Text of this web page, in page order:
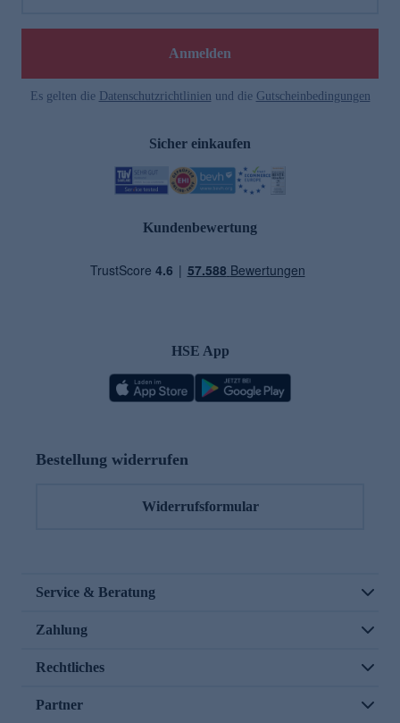
Anmelden
Es gelten die Datenschutzrichtlinien und die Gutscheinbedingungen
Sicher einkaufen
Kundenbewertung
HSE App
Bestellung widerrufen
Widerrufsformular
Service & Beratung
Zahlung
Rechtliches
Partner